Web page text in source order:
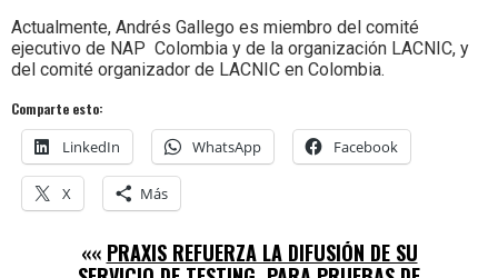
Actualmente, Andrés Gallego es miembro del comité
ejecutivo de NAP Colombia y de la organización LACNIC, y
del comité organizador de LACNIC en Colombia.
Comparte esto:
LinkedIn WhatsApp Facebook
X Más
«« PRAXIS REFUERZA LA DIFUSIÓN DE SU